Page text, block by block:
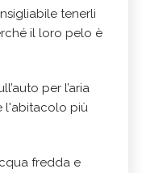
tenerli
il loro pelo è
per l’aria
l'abitacolo più
fredda e